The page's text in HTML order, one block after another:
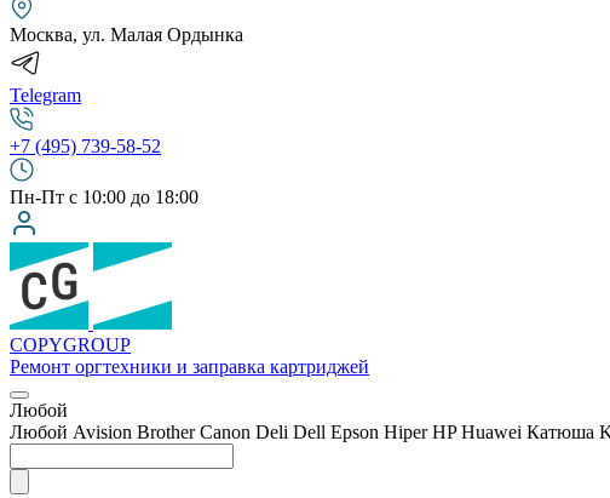
Москва, ул. Малая Ордынка
Telegram
+7 (495) 739-58-52
Пн-Пт с 10:00 до 18:00
COPYGROUP
Ремонт оргтехники и заправка картриджей
Любой
Любой Avision Brother Canon Deli Dell Epson Hiper HP Huawei Катюша